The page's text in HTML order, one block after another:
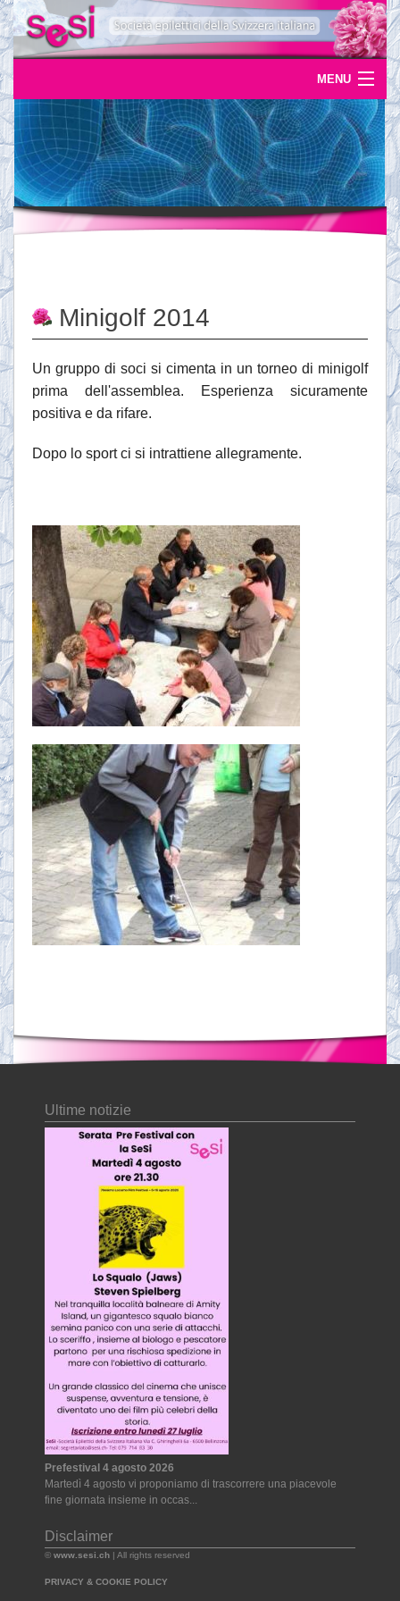
MENU
Home
Uscite
Eventi
News
Servizi
Documentazione
Ordinazioni
Minigolf 2014
Un gruppo di soci si cimenta in un torneo di minigolf
prima dell'assemblea. Esperienza sicuramente
positiva e da rifare.
Dopo lo sport ci si intrattiene allegramente.
Ultime notizie
Prefestival 4 agosto 2026
Martedì 4 agosto vi proponiamo di trascorrere una piacevole
fine giornata insieme in occas...
Disclaimer
© www.sesi.ch | All rights reserved
PRIVACY & COOKIE POLICY